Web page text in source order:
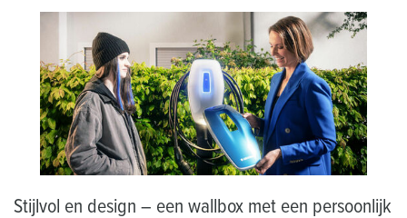
Stijlvol en design – een wallbox met een persoonlijk